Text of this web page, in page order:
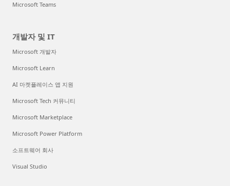
Microsoft Teams
개발자 및 IT
Microsoft 개발자
Microsoft Learn
AI 마켓플레이스 앱 지원
Microsoft Tech 커뮤니티
Microsoft Marketplace
Microsoft Power Platform
소프트웨어 회사
Visual Studio